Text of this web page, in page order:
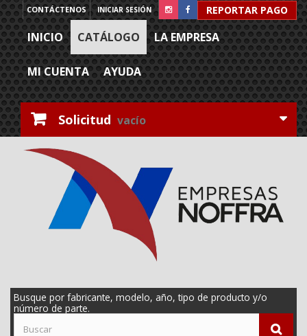
REPORTAR PAGO
INICIAR SESIÓN
CONTÁCTENOS
INICIO CATÁLOGO LA EMPRESA
MI CUENTA AYUDA
Solicitud vacío
Busque por fabricante, modelo, año, tipo de producto y/o
número de parte.